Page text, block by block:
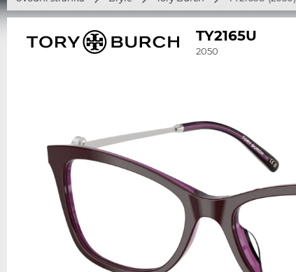
TY2165U
2050